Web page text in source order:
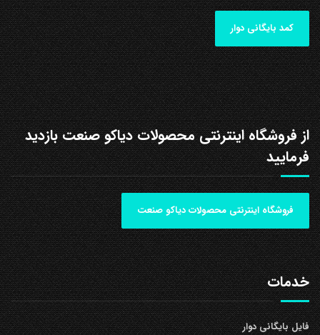
کمد بایگانی دوار
از فروشگاه اینترنتی محصولات دیاکو صنعت بازدید
فرمایید
فروشگاه اینترنتی محصولات دیاکو صنعت
خدمات
فایل بایگانی دوار